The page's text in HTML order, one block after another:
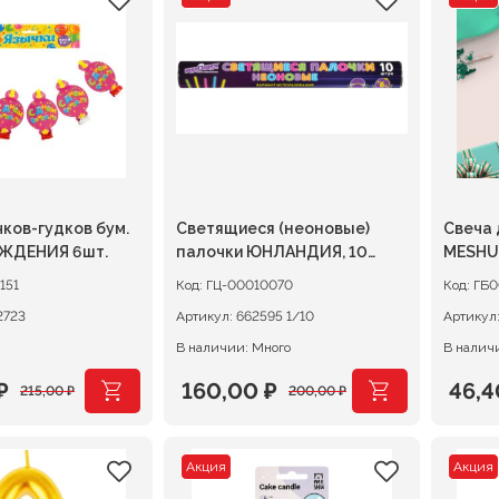
гудков бум.
6шт.
215,00₽
Светящиеся (неоновые)
палочки ЮНЛАНДИЯ, 10
Код: ГЦ-00010070
Артикул:
662595 1/10
В наличии: Много
200,00₽
Первоначальная
составляла
160,00 ₽
Текущая
160,00 ₽.
Свеча
MESHU
Код:
В
Акция Акция